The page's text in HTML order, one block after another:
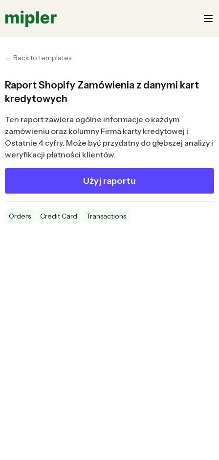
← Back to templates
Raport Shopify Zamówienia z danymi kart
kredytowych
Ten raport zawiera ogólne informacje o każdym
zamówieniu oraz kolumny Firma karty kredytowej i
Ostatnie 4 cyfry. Może być przydatny do głębszej analizy i
weryfikacji płatności klientów.
Użyj raportu
Orders Credit Card Transactions